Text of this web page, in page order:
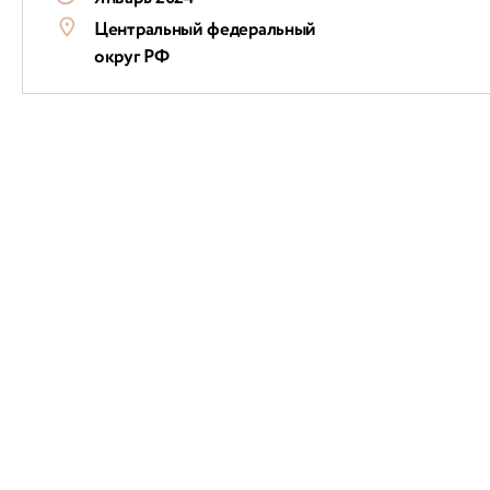
Центральный федеральный
округ РФ